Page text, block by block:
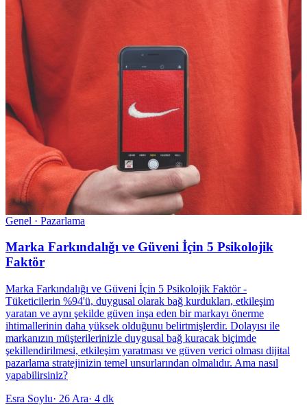
Genel · Pazarlama
Marka Farkındalığı ve Güveni İçin 5 Psikolojik
Faktör
Marka Farkındalığı ve Güveni İçin 5 Psikolojik Faktör -
Tüketicilerin %94'ü, duygusal olarak bağ kurdukları, etkileşim
yaratan ve aynı şekilde güven inşa eden bir markayı önerme
ihtimallerinin daha yüksek olduğunu belirtmişlerdir. Dolayısı ile
markanızın müşterilerinizle duygusal bağ kuracak biçimde
şekillendirilmesi, etkileşim yaratması ve güven verici olması dijital
pazarlama stratejinizin temel unsurlarından olmalıdır. Ama nasıl
yapabilirsiniz?
Esra Soylu· 26 Ara· 4 dk